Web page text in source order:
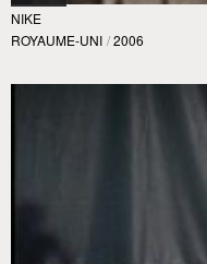
NIKE
ROYAUME-UNI / 2006